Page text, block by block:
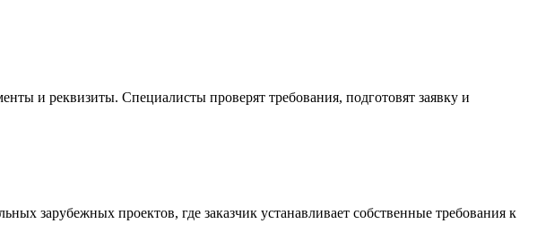
и реквизиты. Специалисты проверят требования, подготовят заявку и
зарубежных проектов, где заказчик устанавливает собственные требования к